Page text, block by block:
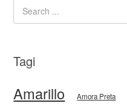
Tagi
Amarillo Amora Preta